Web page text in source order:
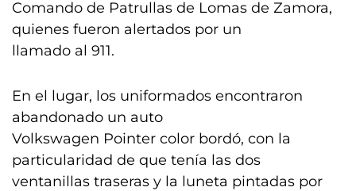
Comando de Patrullas de Lomas de Zamora,
quienes fueron alertados por un
llamado al 911.
En el lugar, los uniformados encontraron
abandonado un auto
Volkswagen Pointer color bordó, con la
particularidad de que tenía las dos
ventanillas traseras y la luneta pintadas por